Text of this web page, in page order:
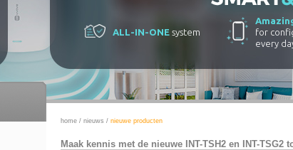
ALL-IN-ONE system
for
every
home / nieuws / nieuwe producten
Maak kennis met de nieuwe INT-TSH2 en INT-TSG2